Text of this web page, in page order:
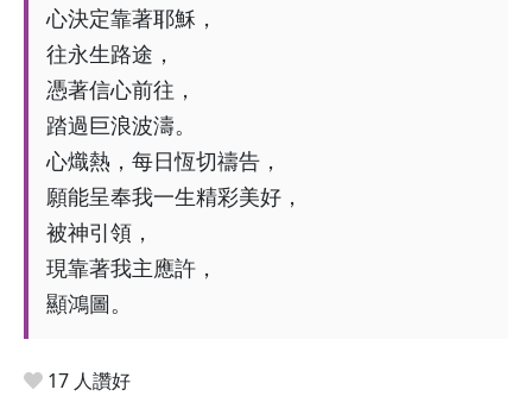
心決定靠著耶穌，
往永生路途，
憑著信心前往，
踏過巨浪波濤。
心熾熱，每日恆切禱告，
願能呈奉我一生精彩美好，
被神引領，
現靠著我主應許，
顯鴻圖。
17 人讚好